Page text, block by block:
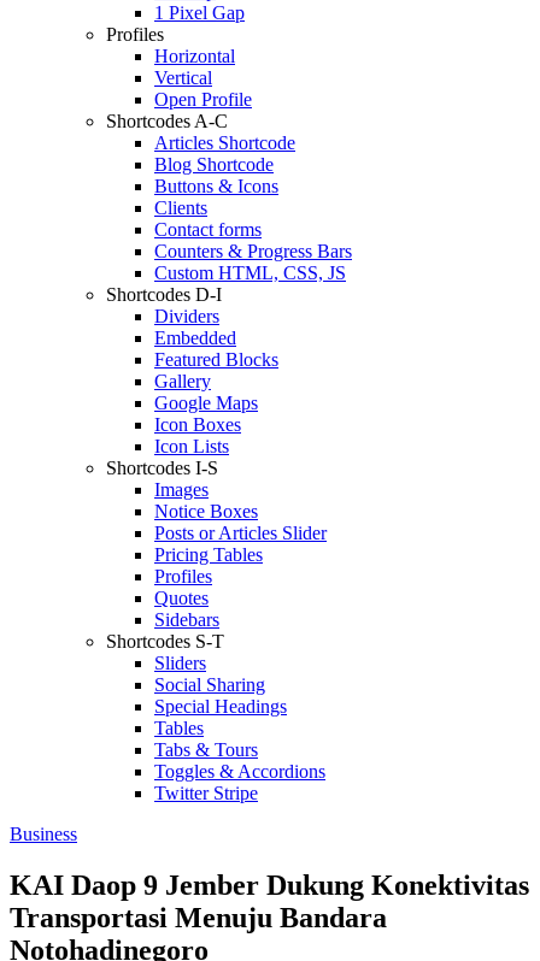
1 Pixel Gap
Profiles
Horizontal
Vertical
Open Profile
Shortcodes A-C
Articles Shortcode
Blog Shortcode
Buttons & Icons
Clients
Contact forms
Counters & Progress Bars
Custom HTML, CSS, JS
Shortcodes D-I
Dividers
Embedded
Featured Blocks
Gallery
Google Maps
Icon Boxes
Icon Lists
Shortcodes I-S
Images
Notice Boxes
Posts or Articles Slider
Pricing Tables
Profiles
Quotes
Sidebars
Shortcodes S-T
Sliders
Social Sharing
Special Headings
Tables
Tabs & Tours
Toggles & Accordions
Twitter Stripe
Business
KAI Daop 9 Jember Dukung Konektivitas
Transportasi Menuju Bandara
Notohadinegoro